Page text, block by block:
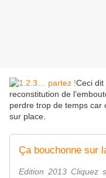
Ceci dit
reconstitution de
perdre trop de temps car
sur place.
Ça bouchonne sur
Edition 2013 Cliquez